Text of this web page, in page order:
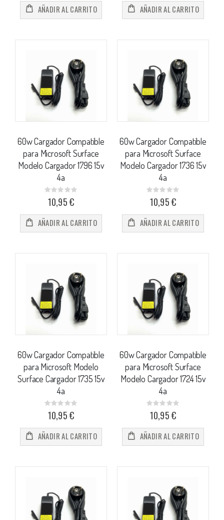
AÑADIR AL CARRITO AÑADIR AL CARRITO
60w Cargador Compatible
para Microsoft Surface
Modelo Cargador 1796 15v
4a
Rating:
0%10,95 €
AÑADIR AL CARRITO
60w Cargador Compatible
para Microsoft Surface
Modelo Cargador 1736 15v
4a
Rating:
0%10,95 €
AÑADIR AL CARRITO
60w Cargador Compatible
para Microsoft Modelo
Surface Cargador 1735 15v
4a
Rating:
0%10,95 €
AÑADIR AL CARRITO
60w Cargador Compatible
para Microsoft Surface
Modelo Cargador 1724 15v
4a
Rating:
0%10,95 €
AÑADIR AL CARRITO